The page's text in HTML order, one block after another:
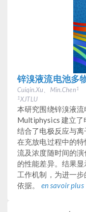
锌溴液流电池多
Cuiqin.Xu、Min.Chen1
1XJTLU
本研究围绕锌溴液
Multiphysics 建立了
结合了电极反应与
在充放电过程中的
流及浓度随时间的
的性能差异。结果
工作机制，为进一
依据。 en savoir plus